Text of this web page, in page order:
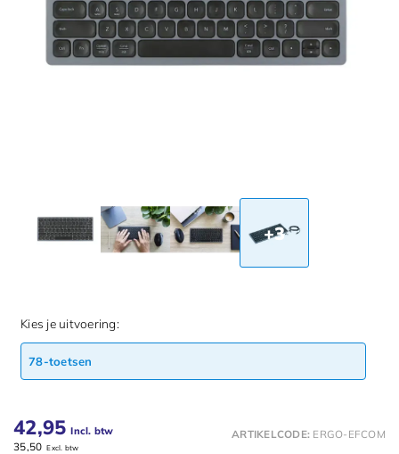
+3
Kies je uitvoering:
78-toetsen
42,95 Incl. btw
35,50 Excl. btw
ARTIKELCODE: ERGO-EFCOM